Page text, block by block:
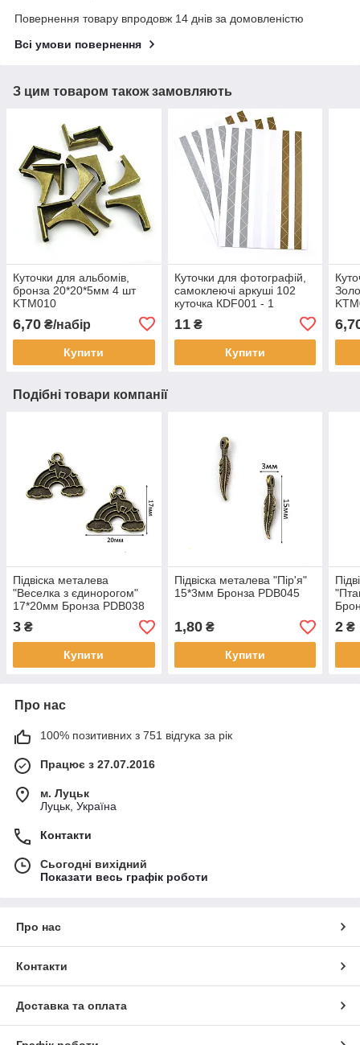
Повернення товару впродовж 14 днів за домовленістю
Всі умови повернення
З цим товаром також замовляють
Куточки для альбомів,
бронза 20*20*5мм 4 шт
KTM010
6,70 ₴/набір
Купити
Куточки для фотографій,
самоклеючі аркуші 102
куточка КDF001 - 1
11₴
Купити
Подібні товари компанії
Підвіска металева
"Веселка з єдинорогом"
17*20мм Бронза PDB038
3 ₴
Купити
Підвіска металева "Пір'я"
15*3мм Бронза PDB045
1,80₴
Купити
2 ₴
Про нас
100% позитивних з 751 відгука за рік
Працює з 27.07.2016
м. Луцьк
Луцьк, Україна
Контакти
Сьогодні вихідний
Показати весь графік роботи
Про нас
Контакти
Доставка та оплата